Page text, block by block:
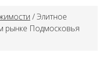
/ Элитное
рынке Подмосковья